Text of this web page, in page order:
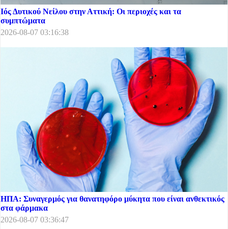
Ιός Δυτικού Νείλου στην Αττική: Οι περιοχές και τα
συμπτώματα
2026-08-07 03:16:38
ΗΠΑ: Συναγερμός για θανατηφόρο μύκητα που είναι ανθεκτικός
στα φάρμακα
2026-08-07 03:36:47